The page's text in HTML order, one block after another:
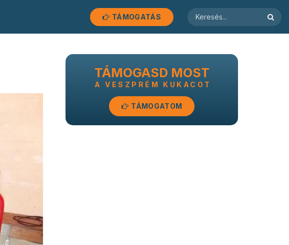
TÁMOGATÁS
TÁMOGASD MOST
A VESZPRÉM KUKACOT
TÁMOGATOM